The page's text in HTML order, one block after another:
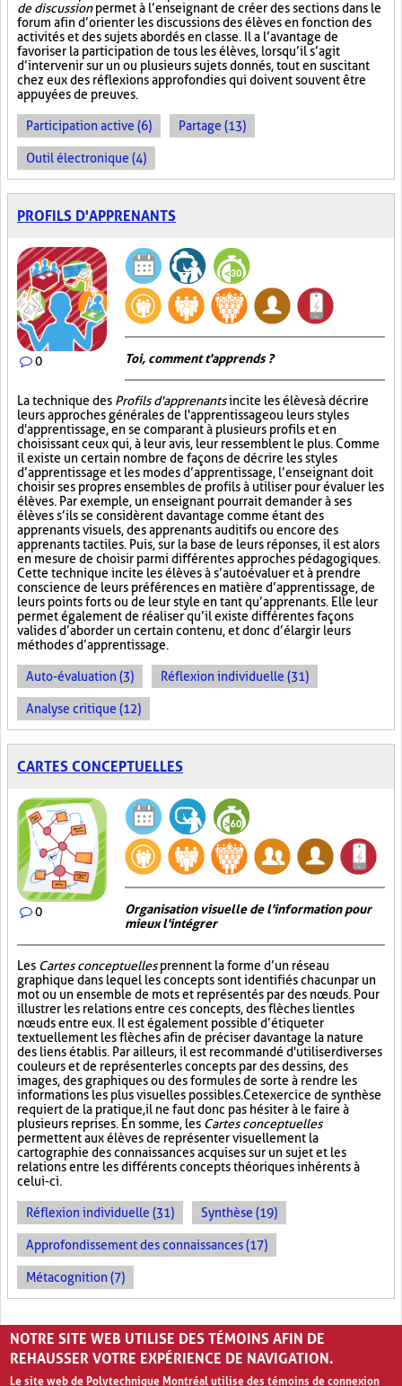
de discussionpermet à l’enseignant de créer des sections dans le
forum afin d’orienter les discussions des élèves en fonction des
activités et des sujets abordés en classe. Il a l’avantage de
favoriser la participation de tous les élèves, lorsqu’il s’agit
d’intervenir sur un ou plusieurs sujets donnés, tout en suscitant
chez eux des réflexions approfondies qui doivent souvent être
appuyées de preuves.
Participation active (6) Partage (13)
Outil électronique (4)
PROFILS D'APPRENANTS
0 Toi, comment t'apprends ?
La technique des Profils d'apprenantsincite les élèves à décrire
leurs approches générales de l'apprentissage ou leurs styles
d'apprentissage, en se comparant à plusieurs profils et en
choisissant ceux qui, à leur avis, leur ressemblent le plus. Comme
il existe un certain nombre de façons de décrire les styles
d’apprentissage et les modes d’apprentissage, l’enseignant doit
choisir ses propres ensembles de profils à utiliser pour évaluer les
élèves. Par exemple, un enseignant pourrait demander à ses
élèves s’ils se considèrent davantage comme étant des
apprenants visuels, des apprenants auditifs ou encore des
apprenants tactiles. Puis, sur la base de leurs réponses, il est alors
en mesure de choisir parmi différentes approches pédagogiques.
Cette technique incite les élèves à s’autoévaluer et à prendre
conscience de leurs préférences en matière d’apprentissage, de
leurs points forts ou de leur style en tant qu’apprenants. Elle leur
permet également de réaliser qu’il existe différentes façons
valides d’aborder un certain contenu, et donc d’élargir leurs
méthodes d’apprentissage.
Auto-évaluation (3) Réflexion individuelle (31)
Analyse critique (12)
CARTES CONCEPTUELLES
0
Organisation visuelle de l'information pour
mieux l'intégrer
Les Cartes conceptuellesprennent la forme d’un réseau
graphique dans lequel les concepts sont identifiés chacun par un
mot ou un ensemble de mots et représentés par des nœuds. Pour
illustrer les relations entre ces concepts, des flèches lient les
nœuds entre eux. Il est également possible d’étiqueter
textuellement les flèches afin de préciser davantage la nature
des liens établis. Par ailleurs, il est recommandé d'utiliser diverses
couleurs et de représenter les concepts par des dessins, des
images, des graphiques ou des formules de sorte à rendre les
informations les plus visuelles possibles. Cet exercice de synthèse
requiert de la pratique, il ne faut donc pas hésiter à le faire à
plusieurs reprises. En somme, les Cartes conceptuelles
permettent aux élèves de représenter visuellement la
cartographie des connaissances acquises sur un sujet et les
relations entre les différents concepts théoriques inhérents à
celui-ci.
Réflexion individuelle (31) Synthèse (19)
Approfondissement des connaissances (17)
Métacognition (7)
PAGES
« ‹ 1 2 3
NOTRE SITE WEB UTILISE DES TÉMOINS AFIN DE
REHAUSSER VOTRE EXPÉRIENCE DE NAVIGATION.
Le site web de Polytechnique Montréal utilise des témoins de connexion